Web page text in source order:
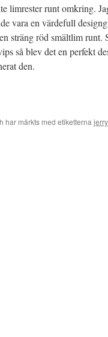
limrester runt omkring.
vara en värdefull
sträng röd smältlim runt.
så blev det en perfekt
den.
har märkts med etiketterna